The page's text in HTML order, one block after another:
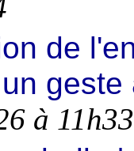
de
geste
à 11h33